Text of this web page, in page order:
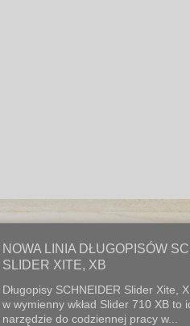
NOWA LINIA DŁUGOPISÓW
SLIDER XITE, XB
Długopisy SCHNEIDER Slider Xite,
w wymienny wkład Slider 710 XB to
narzędzie do codziennej pracy w...